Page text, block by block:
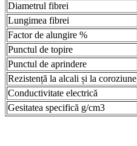
Diametrul fibrei
Lungimea fibrei
Factor de alungire %
Punctul de topire
Punctul de aprindere
Rezistență la alcali și la coroziune
Conductivitate electrică
Gesitatea specifică g/cm3